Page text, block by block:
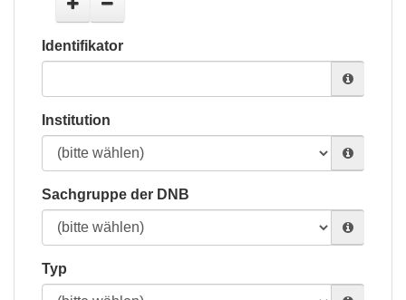
Identifikator
Institution
Sachgruppe der DNB
Typ